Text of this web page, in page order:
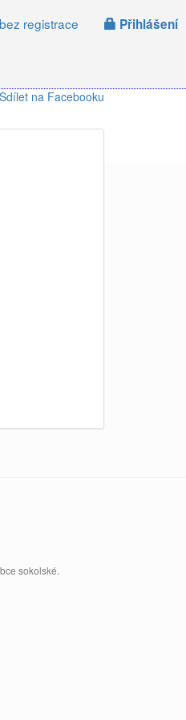
registrace Přihlášení
Sdílet na Facebooku
sokolské.